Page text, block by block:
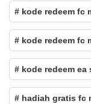
# kode redeem fc
# kode redeem fc
# kode redeem
# hadiah gratis fc